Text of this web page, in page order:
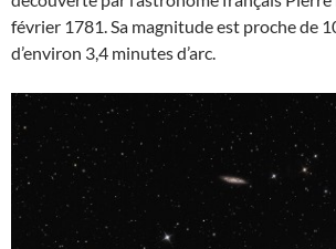
février 1781. Sa magnitude est proche de
d’environ 3,4 minutes d’arc.